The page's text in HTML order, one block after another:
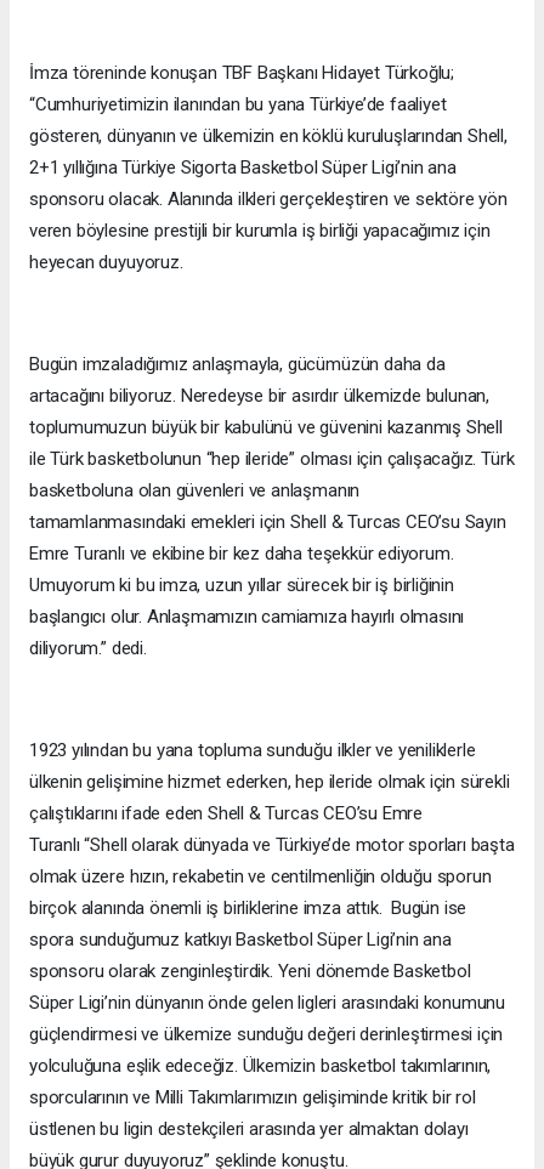
İmza töreninde konuşan TBF Başkanı Hidayet Türkoğlu;
“Cumhuriyetimizin ilanından bu yana Türkiye’de faaliyet
gösteren, dünyanın ve ülkemizin en köklü kuruluşlarından Shell,
2+1 yıllığına Türkiye Sigorta Basketbol Süper Ligi’nin ana
sponsoru olacak. Alanında ilkleri gerçekleştiren ve sektöre yön
veren böylesine prestijli bir kurumla iş birliği yapacağımız için
heyecan duyuyoruz.
Bugün imzaladığımız anlaşmayla, gücümüzün daha da
artacağını biliyoruz. Neredeyse bir asırdır ülkemizde bulunan,
toplumumuzun büyük bir kabulünü ve güvenini kazanmış Shell
ile Türk basketbolunun “hep ileride” olması için çalışacağız. Türk
basketboluna olan güvenleri ve anlaşmanın
tamamlanmasındaki emekleri için Shell & Turcas CEO’su Sayın
Emre Turanlı ve ekibine bir kez daha teşekkür ediyorum.
Umuyorum ki bu imza, uzun yıllar sürecek bir iş birliğinin
başlangıcı olur. Anlaşmamızın camiamıza hayırlı olmasını
diliyorum.” dedi.
1923 yılından bu yana topluma sunduğu ilkler ve yeniliklerle
ülkenin gelişimine hizmet ederken, hep ileride olmak için sürekli
çalıştıklarını ifade eden Shell & Turcas CEO’su Emre
Turanlı “Shell olarak dünyada ve Türkiye’de motor sporları başta
olmak üzere hızın, rekabetin ve centilmenliğin olduğu sporun
birçok alanında önemli iş birliklerine imza attık. Bugün ise
spora sunduğumuz katkıyı Basketbol Süper Ligi’nin ana
sponsoru olarak zenginleştirdik. Yeni dönemde Basketbol
Süper Ligi’nin dünyanın önde gelen ligleri arasındaki konumunu
güçlendirmesi ve ülkemize sunduğu değeri derinleştirmesi için
yolculuğuna eşlik edeceğiz. Ülkemizin basketbol takımlarının,
sporcularının ve Milli Takımlarımızın gelişiminde kritik bir rol
üstlenen bu ligin destekçileri arasında yer almaktan dolayı
büyük gurur duyuyoruz” şeklinde konuştu.